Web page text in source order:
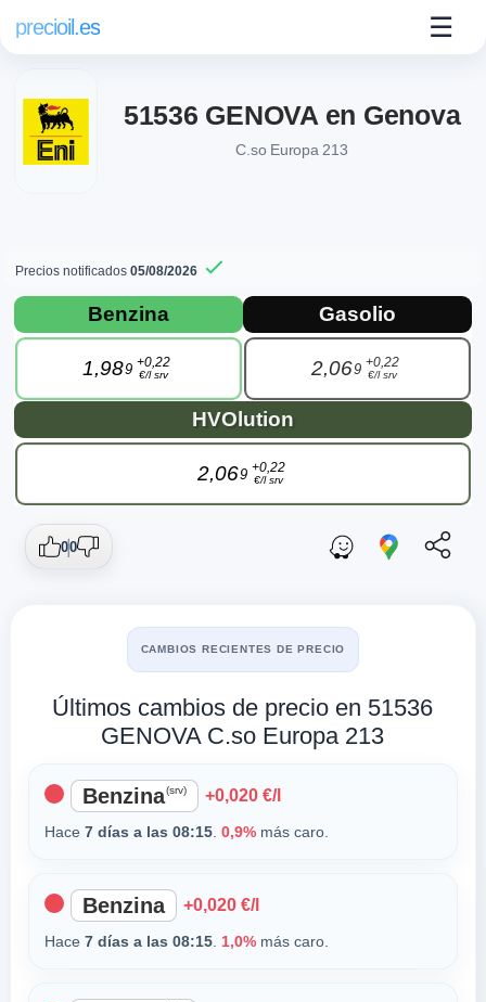
precioil.es ☰
51536 GENOVA en Genova
C.so Europa 213
Precios notificados05/08/2026
Precios actuales de combustibles en
Consulta los precios actuales de la gasolinera AgipEni
Benzina
1,989 +0,22
€/l srv
Gasolio
2,069 +0,22
€/l srv
HVOlution
2,069 +0,22
€/l srv
00
CAMBIOS RECIENTES DE PRECIO
Últimos cambios de precio en 51536
GENOVA C.so Europa 213
Benzina(srv) +0,020 €/l
Hace 7 días a las 08:15. 0,9%más caro.
Benzina +0,020 €/l
Hace 7 días a las 08:15. 1,0%más caro.